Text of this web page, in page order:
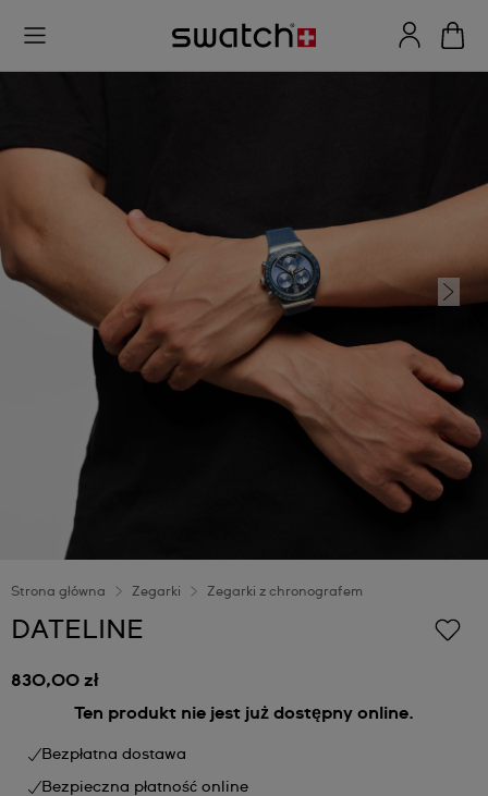
Strona główna Zegarki Zegarki z chronografem
DATELINE
830,00 zł
Ten produkt nie jest już dostępny online.
Bezpłatna dostawa
Bezpieczna płatność online